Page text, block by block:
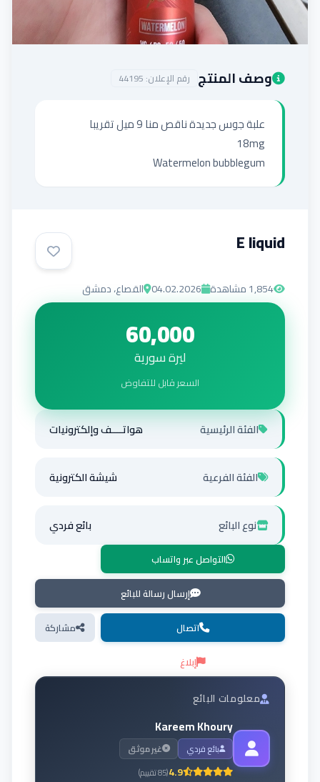
إضافة إعلان
وصف المنتج رقم الإعلان: 44195
Watermelon bubblegum
E liquid
1,854مشاهدة 04.02.2026 القصاع‎، دمشق
60,000
ليرة سورية
السعر قابل للتفاوض
الفئة الرئيسية هواتــــف وإلكترونيات
الفئة الفرعية شيشة الكترونية
نوع البائع بائع فردي
التواصل عبر واتساب
إرسال رسالة للبائع
اتصال
مشاركة
إبلاغ
معلومات البائع
Kareem Khoury
بائع فردي غير موثق
4.9
(
85تقييم)